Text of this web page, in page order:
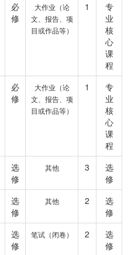
必
修
大作业（论
文、报告、项
目或作品等）
1
专
业
核
心
课
程
必
修
大作业（论
文、报告、项
目或作品等）
1
专
业
核
心
课
程
选
修
其他 3
选
修
选
修
其他 2
选
修
选
修
笔试（闭卷） 2
选
修